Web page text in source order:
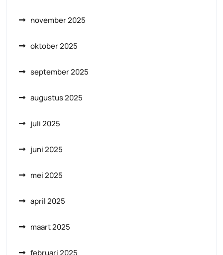
november 2025
oktober 2025
september 2025
augustus 2025
juli 2025
juni 2025
mei 2025
april 2025
maart 2025
februari 2025